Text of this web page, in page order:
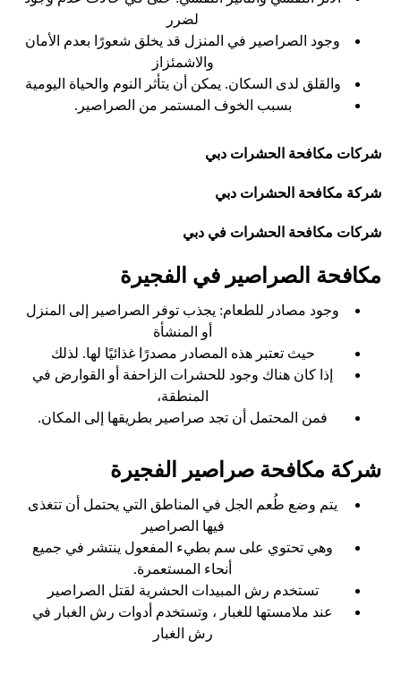
لضرر
وجود الصراصير في المنزل قد يخلق شعورًا بعدم الأمان
والاشمئزاز
والقلق لدى السكان. يمكن أن يتأثر النوم والحياة اليومية
بسبب الخوف المستمر من الصراصير.
شركات مكافحة الحشرات دبي
شركة مكافحة الحشرات دبي
شركات مكافحة الحشرات في دبي
مكافحة الصراصير في الفجيرة
وجود مصادر للطعام: يجذب توفر الصراصير إلى المنزل
أو المنشأة
حيث تعتبر هذه المصادر مصدرًا غذائيًا لها. لذلك
إذا كان هناك وجود للحشرات الزاحفة أو القوارض في
المنطقة،
فمن المحتمل أن تجد صراصير بطريقها إلى المكان.
شركة مكافحة صراصير الفجيرة
يتم وضع طُعم الجل في المناطق التي يحتمل أن تتغذى
فيها الصراصير
وهي تحتوي على سم بطيء المفعول ينتشر في جميع
أنحاء المستعمرة.
تستخدم رش المبيدات الحشرية لقتل الصراصير
عند ملامستها للغبار ، وتستخدم أدوات رش الغبار في
رش الغبار